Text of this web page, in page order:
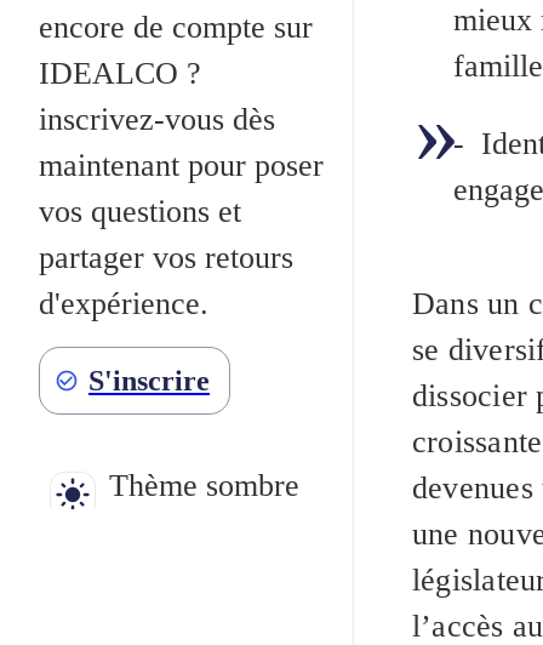
encore de compte sur
IDEALCO ?
inscrivez-vous dès
maintenant pour poser
vos questions et
partager vos retours
d'expérience.
S'inscrire
Thème sombre
mieux
-
Dans un
se
dissocier
une
l’accès